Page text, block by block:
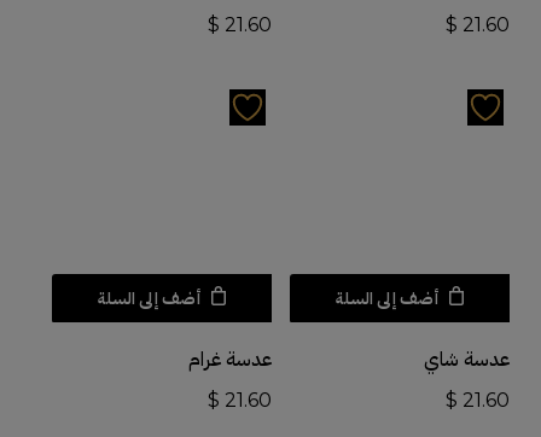
$ 21.60
$ 21.60
أضف إلى السلة
عدسة شاي
$ 21.60
أضف إلى السلة
عدسة غرام
$ 21.60